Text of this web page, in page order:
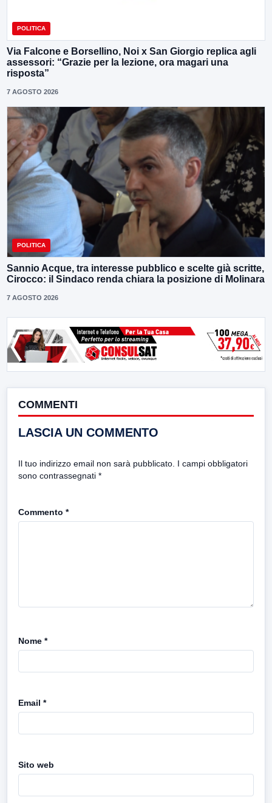
POLITICA
Via Falcone e Borsellino, Noi x San Giorgio replica agli
assessori: “Grazie per la lezione, ora magari una
risposta”
7 AGOSTO 2026
POLITICA
Sannio Acque, tra interesse pubblico e scelte già scritte,
Cirocco: il Sindaco renda chiara la posizione di Molinara
7 AGOSTO 2026
COMMENTI
LASCIA UN COMMENTO
Il tuo indirizzo email non sarà pubblicato. I campi obbligatori
sono contrassegnati *
Commento *
Nome *
Email *
Sito web